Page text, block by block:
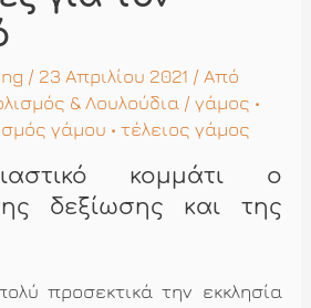
/ 23 Απριλίου 2021 / Από
& Λουλούδια /γάμος •
γάμου •τέλειος γάμος
κομμάτι ο
δεξίωσης και της
προσεκτικά την εκκλησία